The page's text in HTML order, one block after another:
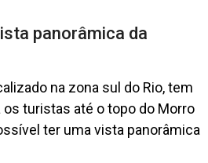
panorâmica da
na zona sul do Rio, tem
turistas até o topo do Morro
ter uma vista panorâmica